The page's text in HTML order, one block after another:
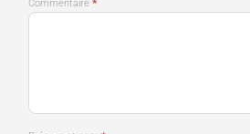
Commentaire *